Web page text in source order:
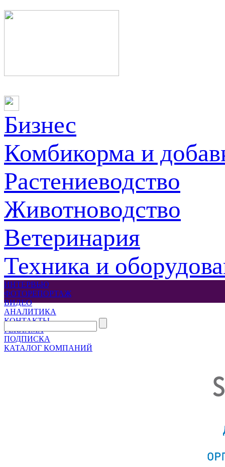
Бизнес
Комбикорма и
Растениеводство
Животноводство
Ветеринария
Техника и
ИНТЕРВЬЮ
ФОТОРЕПОРТАЖ
ВИДЕО
АНАЛИТИКА
КОНТАКТЫ
РЕКЛАМА
ПОДПИСКА
КАТАЛОГ КОМПАНИЙ